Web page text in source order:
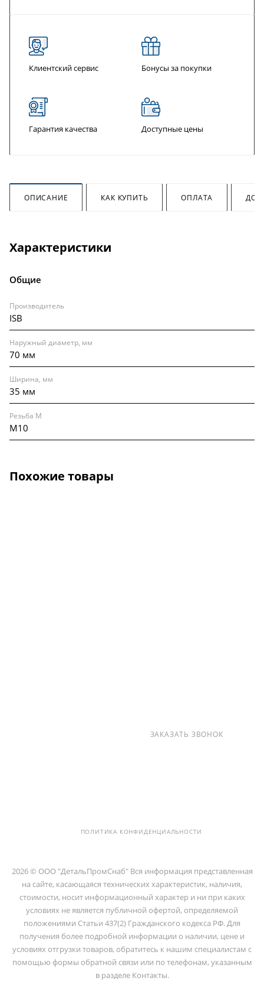
Клиентский сервис Бонусы за покупки
Гарантия качества Доступные цены
ОПИСАНИЕ КАК КУПИТЬ ОПЛАТА
Характеристики
Общие
Производитель
ISB
Наружный диаметр, мм
70 мм
Ширина, мм
35 мм
Резьба M
M10
Похожие товары
ЗАКАЗАТЬ ЗВОНОК
ПОЛИТИКА КОНФИДЕНЦИАЛЬНОСТИ
2026 © ООО "ДетальПромСнаб" Вся информация представленная
на сайте, касающаяся технических характеристик, наличия,
стоимости, носит информационный характер и ни при каких
условиях не является публичной офертой, определяемой
положениями Статьи 437(2) Гражданского кодекса РФ. Для
получения более подробной информации о наличии, цене и
условиях отгрузки товаров, обратитесь к нашим специалистам с
помощью формы обратной связи или по телефонам, указанным
в разделе Контакты.